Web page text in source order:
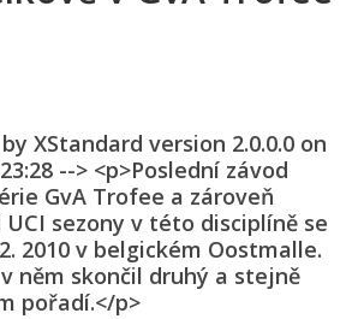
XStandard version 2.0.0.0 on
--> <p>Poslední závod
GvA Trofee a zároveň
sezony v této disciplíně se
2010 v belgickém Oostmalle.
něm skončil druhý a stejně
pořadí.</p>